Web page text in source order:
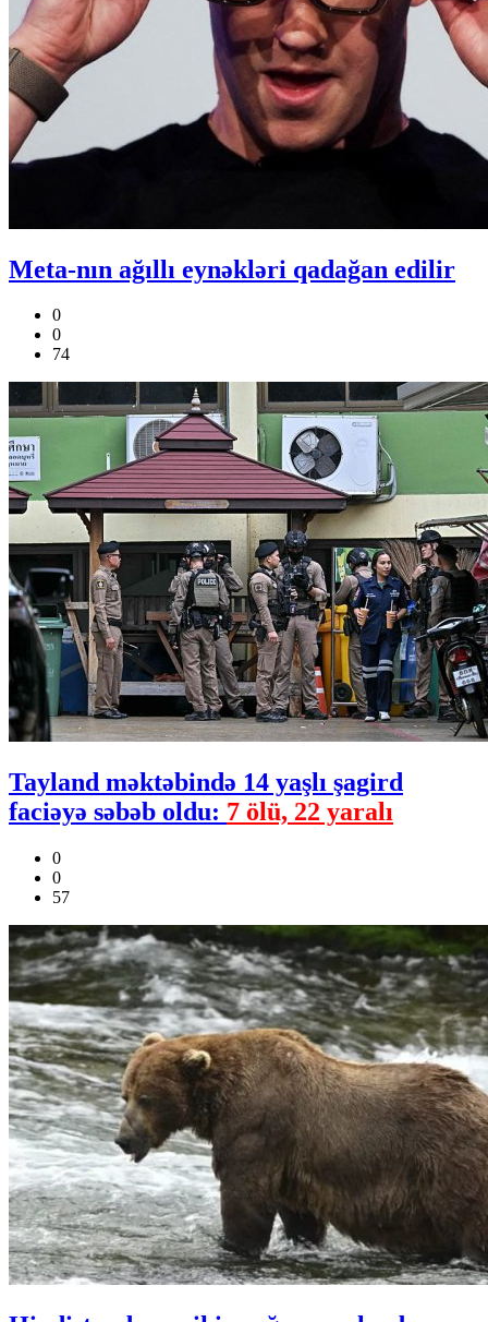
Meta-nın ağıllı eynəkləri qadağan edilir
0
0
74
Tayland məktəbində 14 yaşlı şagird
faciəyə səbəb oldu: 7 ölü, 22 yaralı
0
0
57